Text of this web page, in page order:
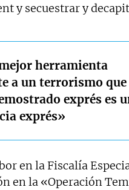
y secuestrar y
herramienta
a un terrorismo que
exprés es
exprés»
en la Fiscalía
en la «Operación